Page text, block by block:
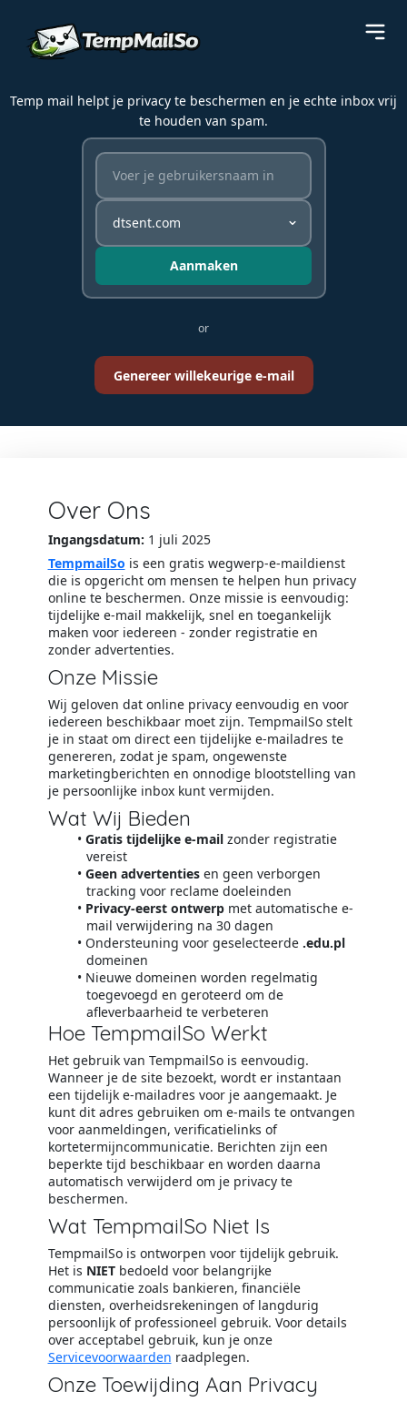
Temp mail helpt je privacy te beschermen en je echte inbox vrij
te houden van spam.
Aanmaken
or
Genereer willekeurige e-mail
Over Ons
Ingangsdatum: 1 juli 2025
TempmailSo is een gratis wegwerp-e-maildienst
die is opgericht om mensen te helpen hun privacy
online te beschermen. Onze missie is eenvoudig:
tijdelijke e-mail makkelijk, snel en toegankelijk
maken voor iedereen - zonder registratie en
zonder advertenties.
Onze Missie
Wij geloven dat online privacy eenvoudig en voor
iedereen beschikbaar moet zijn. TempmailSo stelt
je in staat om direct een tijdelijke e-mailadres te
genereren, zodat je spam, ongewenste
marketingberichten en onnodige blootstelling van
je persoonlijke inbox kunt vermijden.
Wat Wij Bieden
Gratis tijdelijke e-mail zonder registratie
vereist
Geen advertenties en geen verborgen
tracking voor reclame doeleinden
Privacy-eerst ontwerp met automatische e-
mail verwijdering na 30 dagen
Ondersteuning voor geselecteerde .edu.pl
domeinen
Nieuwe domeinen worden regelmatig
toegevoegd en geroteerd om de
afleverbaarheid te verbeteren
Hoe TempmailSo Werkt
Het gebruik van TempmailSo is eenvoudig.
Wanneer je de site bezoekt, wordt er instantaan
een tijdelijk e-mailadres voor je aangemaakt. Je
kunt dit adres gebruiken om e-mails te ontvangen
voor aanmeldingen, verificatielinks of
kortetermijncommunicatie. Berichten zijn een
beperkte tijd beschikbaar en worden daarna
automatisch verwijderd om je privacy te
beschermen.
Wat TempmailSo Niet Is
TempmailSo is ontworpen voor tijdelijk gebruik.
Het is NIETbedoeld voor belangrijke
communicatie zoals bankieren, financiële
diensten, overheidsrekeningen of langdurig
persoonlijk of professioneel gebruik. Voor details
over acceptabel gebruik, kun je onze
Servicevoorwaarden raadplegen.
Onze Toewijding Aan Privacy